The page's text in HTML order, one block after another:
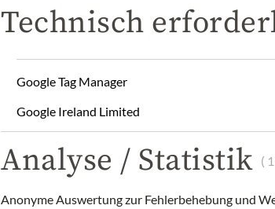
16,99 €
100 gr (1 kg169,90 €)
Technisch
Google Tag Manager
Google Ireland Limited
Analyse / Statistik (
Anonyme Auswertung zur Fehlerbehebung und